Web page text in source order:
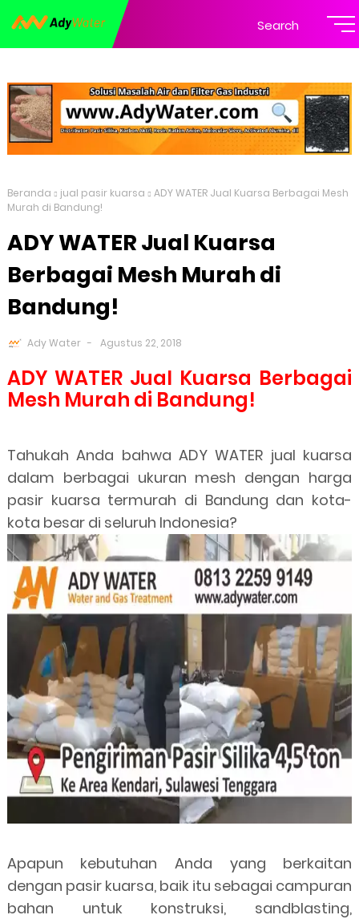
Search
Beranda jual pasir kuarsa
ADY WATER Jual Kuarsa Berbagai Mesh
Murah di Bandung!
ADY WATER Jual Kuarsa
Berbagai Mesh Murah di
Bandung!
Ady Water Agustus 22, 2018
ADY WATER Jual Kuarsa Berbagai
Mesh Murah di Bandung!
Tahukah Anda bahwa ADY WATER jual kuarsa
dalam berbagai ukuran mesh dengan harga
pasir kuarsa termurah di Bandung dan kota-
kota besar di seluruh Indonesia?
Apapun kebutuhan Anda yang berkaitan
dengan pasir kuarsa, baik itu sebagai campuran
bahan untuk konstruksi, sandblasting,